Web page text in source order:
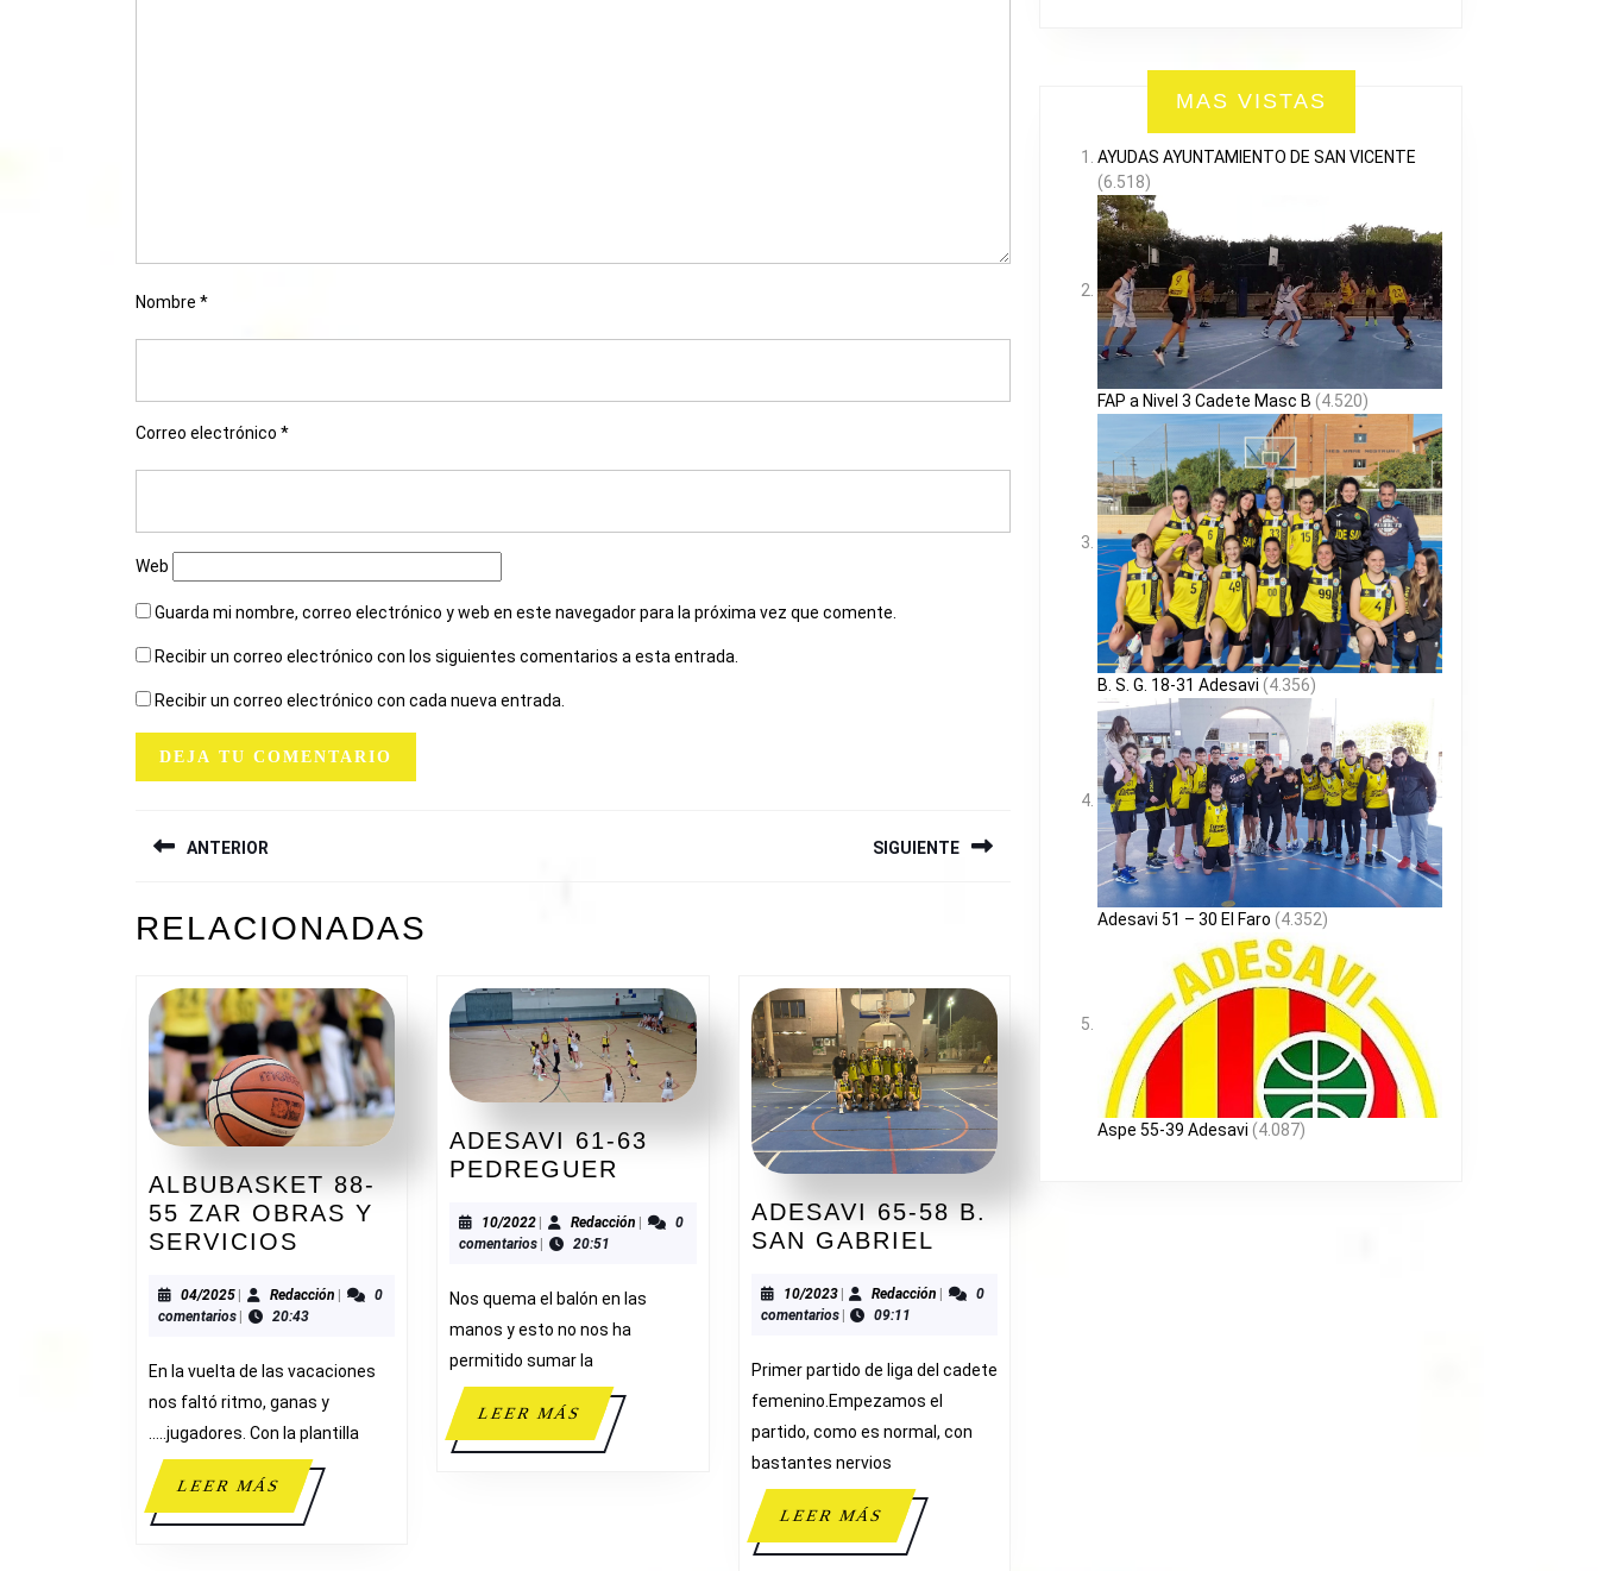
Nombre *
Correo electrónico *
Web
Guarda mi nombre, correo electrónico y web en este navegador para la próxima vez que comente.
Recibir un correo electrónico con los siguientes comentarios a esta entrada.
Recibir un correo electrónico con cada nueva entrada.
DE
ENTRADAS
ANTERIOR
anterior:
SIGUIENTE
RELACIONADAS
ALBUBASKET 88-
55 ZAR OBRAS Y
SERVICIOS ALBUBASKET
55
ZAR
Y
SERVICIOS
04/202504/2025
| RedacciónRedacción
|
0
comentarios | 20:43
En la vuelta de las vacaciones
nos faltó ritmo, ganas y
…..jugadores. Con la plantilla
LEER MÁSLEER
MÁS
ADESAVI 61-63
PEDREGUER
63
PEDREGUER
10/202210/2022
| Redacción Redacción
|
0
comentarios | 20:51
Nos quema el balón en las
manos y esto no nos ha
permitido sumar la
LEER MÁSLEER
MÁS
ADESAVI 65-58 B.
SAN GABRIEL
58
GABRIEL
10/202310/2023
| Redacción Redacción
|
0
comentarios | 09:11
Primer partido de liga del cadete
femenino.Empezamos el
partido, como es normal, con
bastantes nervios
LEER MÁSLEER
MÁS
MAS VISTAS
AYUDAS AYUNTAMIENTO DE SAN VICENTE
(6.518)
FAP a Nivel 3 Cadete Masc B (4.520)
B. S. G. 18-31 Adesavi (4.356)
Adesavi 51 – 30 El Faro (4.352)
Aspe 55-39 Adesavi (4.087)